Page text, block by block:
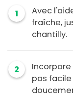
1
Avec
fraîche,
chantilly.
2
pas